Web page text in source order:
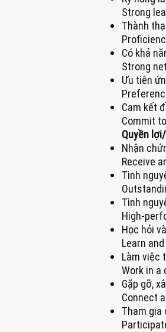
Strong
Thành
Có khả
Strong
Ưu tiên
Cam kết
Commit
Quyền
Nhận
Receive
Tình
Tình
High-
Học hỏi
Learn
Làm việc
Work in
Gặp gỡ,
Connect
Tham gia